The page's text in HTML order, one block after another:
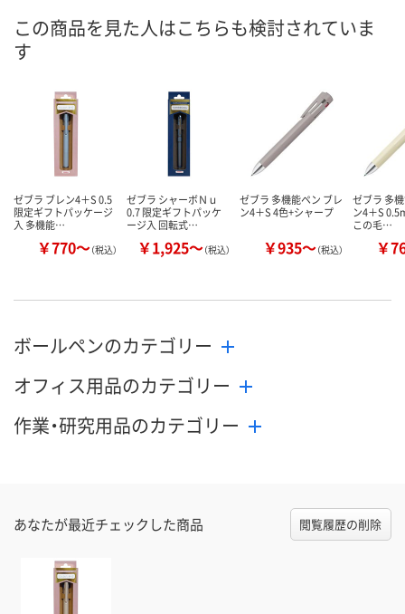
この商品を見た人はこちらも検討されていま
す
ゼブラ ブレン4＋S 0.5
限定ギフトパッケージ
入 多機能…
￥770～（税込）
ゼブラ シャーボＮｕ
0.7 限定ギフトパッケ
ージ入 回転式…
￥1,925～（税込）
ゼブラ 多機能ペン ブレ
ン4＋S 4色+シャープ
￥935～（税込）
ゼブラ 多
ン4＋S
この毛…
￥
ボールペンのカテゴリー
オフィス用品のカテゴリー
作業・研究用品のカテゴリー
あなたが最近チェックした商品 閲覧履歴の削除